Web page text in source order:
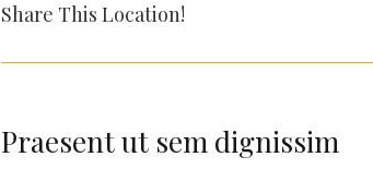
Share This Location!
Praesent ut sem dignissim